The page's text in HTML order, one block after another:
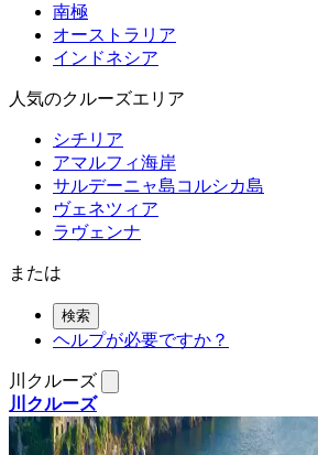
南極
オーストラリア
インドネシア
人気のクルーズエリア
シチリア
アマルフィ海岸
サルデーニャ島コルシカ島
ヴェネツィア
ラヴェンナ
または
検索
ヘルプが必要ですか？
川クルーズ
川クルーズ